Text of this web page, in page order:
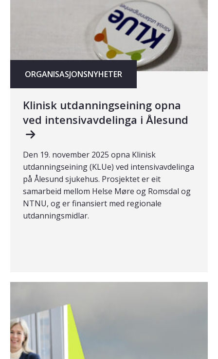
ORGANISASJONSNYHETER
Klinisk utdanningseining opna
ved intensivavdelinga i Ålesund
Den 19. november 2025 opna Klinisk
utdanningseining (KLUe) ved intensivavdelinga
på Ålesund sjukehus. Prosjektet er eit
samarbeid mellom Helse Møre og Romsdal og
NTNU, og er finansiert med regionale
utdanningsmidlar.